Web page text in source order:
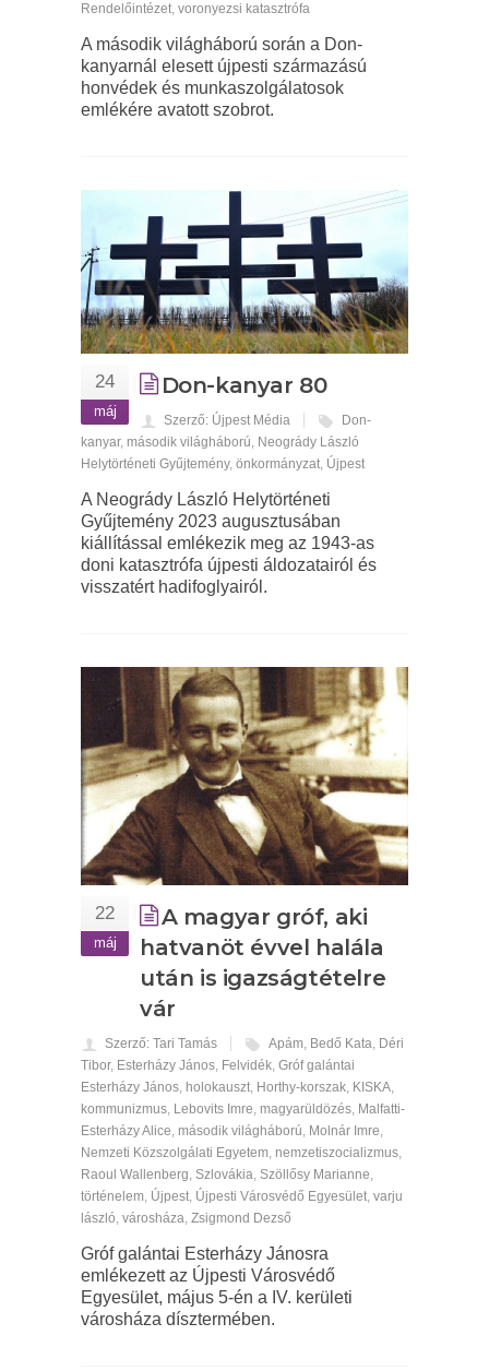
Rendelőintézet, voronyezsi katasztrófa
A második világháború során a Don-
kanyarnál elesett újpesti származású
honvédek és munkaszolgálatosok
emlékére avatott szobrot.
24
máj
Don-kanyar 80
Szerző: Újpest Média
Don-
kanyar, második világháború, Neogrády László
Helytörténeti Gyűjtemény, önkormányzat, Újpest
A Neogrády László Helytörténeti
Gyűjtemény 2023 augusztusában
kiállítással emlékezik meg az 1943-as
doni katasztrófa újpesti áldozatairól és
visszatért hadifoglyairól.
22
máj
A magyar gróf, aki
hatvanöt évvel halála
után is igazságtételre
vár
Szerző: Tari Tamás Apám, Bedő Kata, Déri
Tibor, Esterházy János, Felvidék, Gróf galántai
Esterházy János, holokauszt, Horthy-korszak, KISKA,
kommunizmus, Lebo­vits Imre, magyarüldözés, Malfatti-
Esterházy Alice, második világháború, Molnár Imre,
Nemzeti Közszolgálati Egyetem, nemzetiszocializmus,
Raoul Wallenberg, Szlovákia, Szöllősy Marianne,
történelem, Újpest, Újpesti Városvédő Egyesület, varju
lászló, városháza, Zsigmond Dezső
Gróf galántai Esterházy Jánosra
emlékezett az Újpesti Városvédő
Egyesület, május 5-én a IV. kerületi
városháza dísztermében.